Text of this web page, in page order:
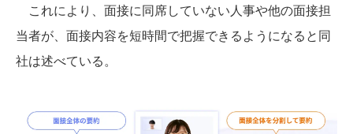
これにより、面接に同席していない人事や他の面接担
当者が、面接内容を短時間で把握できるようになると同
社は述べている。